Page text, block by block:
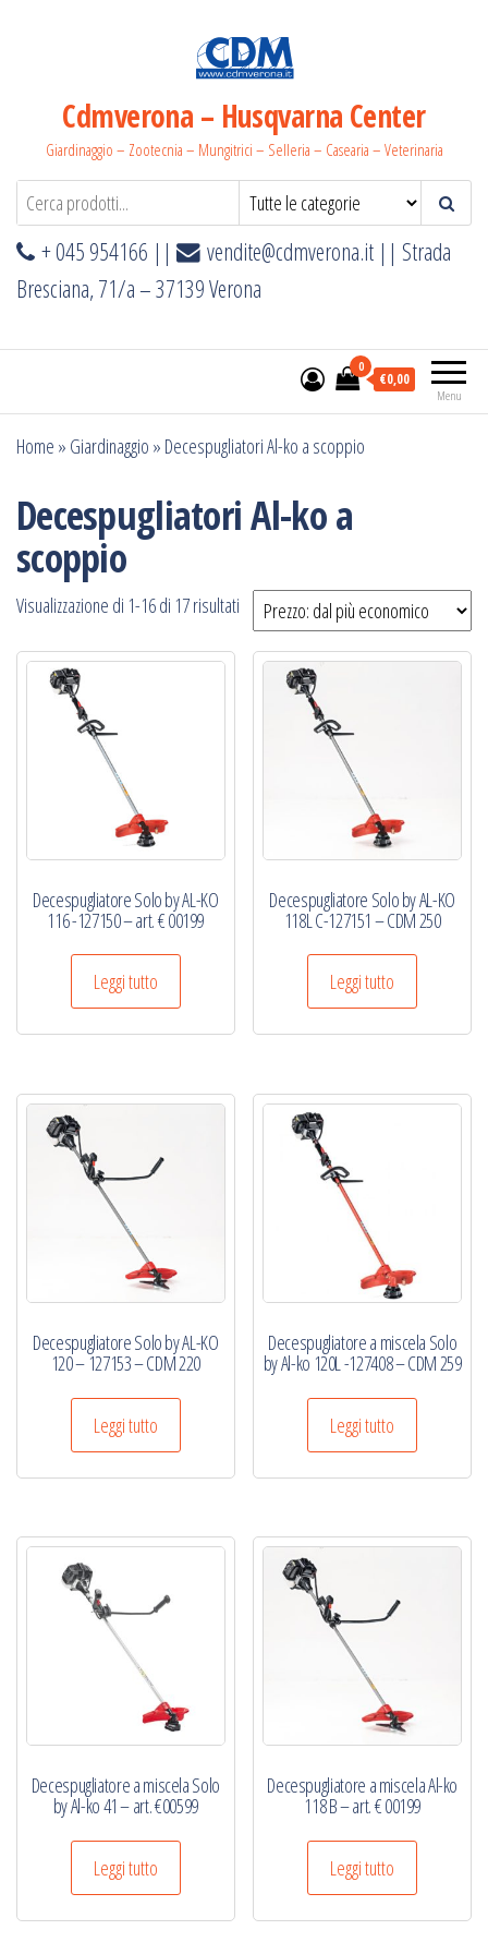
Cdmverona – Husqvarna Center
Giardinaggio – Zootecnia – Mungitrici – Selleria – Casearia – Veterinaria
+ 045 954166 || vendite@cdmverona.it || Strada
Bresciana, 71/a – 37139 Verona
Menu
0
€0,00
Home » Giardinaggio » Decespugliatori Al-ko a scoppio
Decespugliatori Al-ko a
scoppio
Visualizzazione di 1-16 di 17 risultati Prezzo:
dal
economico
Decespugliatore Solo by AL-KO
116 -127150 – art. € 00199
Leggi tutto
Decespugliatore Solo by AL-KO
118L C-127151 – CDM 250
Leggi tutto
Decespugliatore Solo by AL-KO
120 – 127153 – CDM 220
Leggi tutto
Decespugliatore a miscela Solo
by Al-ko 120L -127408 – CDM 259
Leggi tutto
Decespugliatore a miscela Solo
by Al-ko 41 – art. €00599
Leggi tutto
Decespugliatore a miscela Al-ko
118 B – art. € 00199
Leggi tutto